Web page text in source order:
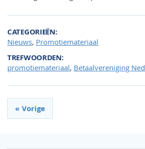
CATEGORIEËN
Nieuws, Promotiemateriaal
TREFWOORDEN
promotiemateriaal, Betaalvereniging
Vorige